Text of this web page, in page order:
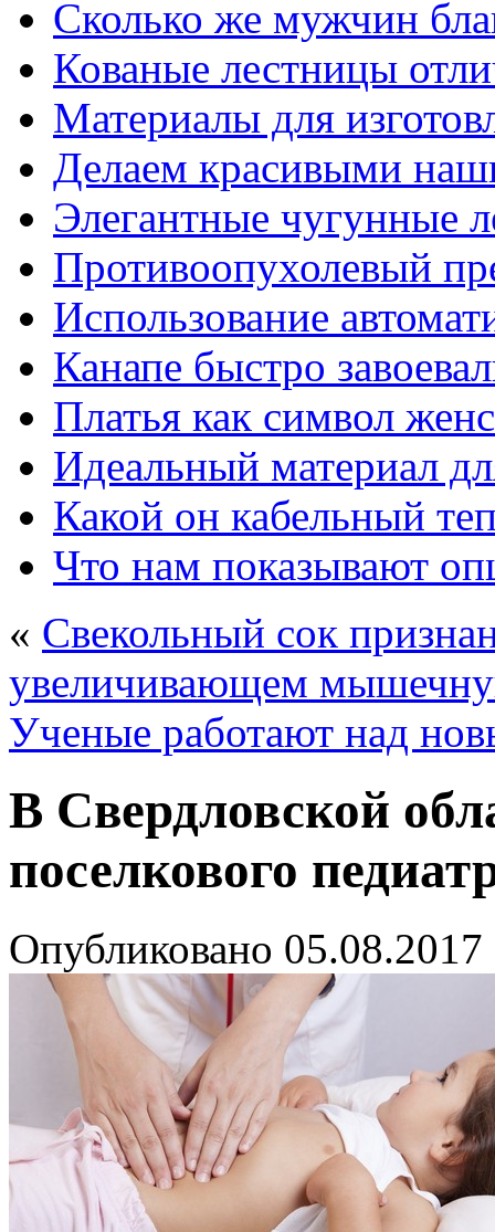
Сколько же мужчин
Кованые лестницы
Материалы для
Делаем красивыми
Элегантные чугунные
Противоопухолевый
Использование
Канапе быстро
Платья как символ
Идеальный материал
Какой он кабельный
Что нам показывают
« Свекольный сок
увеличивающем
Ученые работают над
В Свердловской
поселкового
Опубликовано 05.08.2017